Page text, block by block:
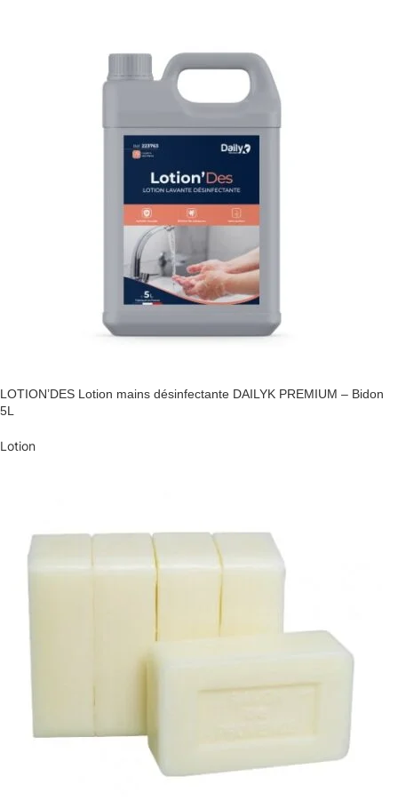
LOTION’DES Lotion mains désinfectante DAILYK PREMIUM – Bidon
5L
Lotion